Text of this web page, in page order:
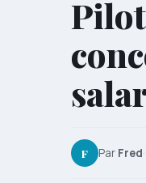
F Par Fred·